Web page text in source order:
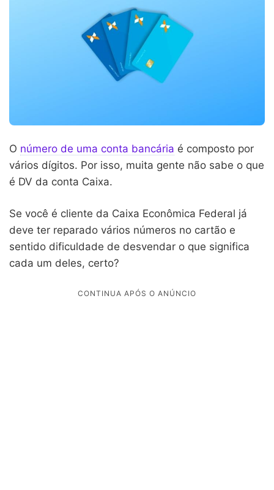
O número de uma conta bancária é composto por
vários dígitos. Por isso, muita gente não sabe o que
é DV da conta Caixa.
Se você é cliente da Caixa Econômica Federal já
deve ter reparado vários números no cartão e
sentido dificuldade de desvendar o que significa
cada um deles, certo?